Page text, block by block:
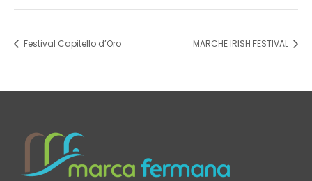
Festival Capitello d’Oro MARCHE IRISH FESTIVAL